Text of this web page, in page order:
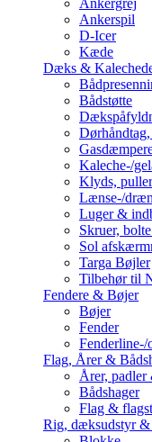
Ankergrej
Ankerspil
D-Icer
Kæde
Dæks &
Bådstøtte
Kaleche-/
Klyds,
Lænse-/
Luger &
Skruer,
Sol
Targa Bøjler
Tilbehør til
Fendere & Bøjer
Bøjer
Fender
Flag, Årer &
Årer, padler
Bådshager
Flag &
Rig, dæksudstyr